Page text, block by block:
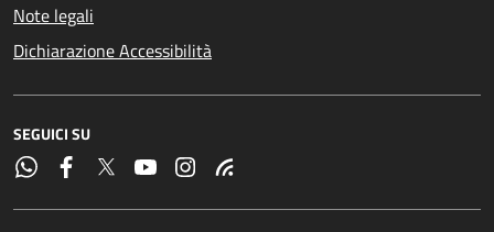
Note legali
Dichiarazione Accessibilità
SEGUICI SU